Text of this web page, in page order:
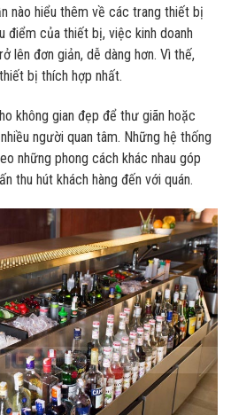
nào hiểu thêm về các trang thiết bị
điểm của thiết bị, việc kinh doanh
lên đơn giản, dễ dàng hơn. Vì thế,
bị thích hợp nhất.
không gian đẹp để thư giãn hoặc
người quan tâm. Những hệ thống
những phong cách khác nhau góp
thu hút khách hàng đến với quán.